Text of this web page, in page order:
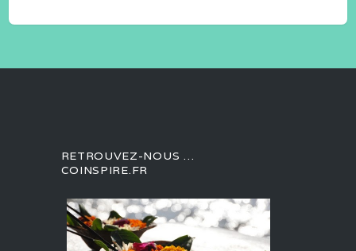
RETROUVEZ-NOUS …
COINSPIRE.FR